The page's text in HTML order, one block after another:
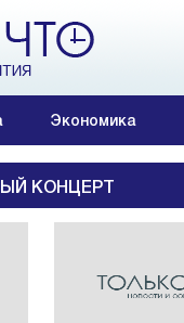
Экономика
КОНЦЕРТ